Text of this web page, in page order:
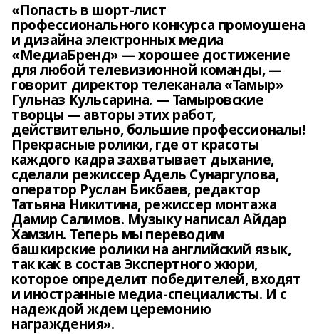
«Попасть в шорт-лист
профессионального конкурса промоушена
и дизайна электронных медиа
«МедиаБренд» — хорошее достижение
для любой телевизионной команды, —
говорит директор телеканала «Тамыр»
Гульназ Кульсарина. — Тамыровские
творцы — авторы этих работ,
действительно, большие профессионалы!
Прекрасные ролики, где от красоты
каждого кадра захватывает дыхание,
сделали режиссер Адель Сунаргулова,
оператор Руслан Бикбаев, редактор
Татьяна Никитина, режиссер монтажа
Дамир Салимов. Музыку написал Айдар
Хамзин. Теперь мы переводим
башкирские ролики на английский язык,
так как в состав Экспертного жюри,
которое определит победителей, входят
и иностранные медиа-специалисты. И с
надеждой ждем церемонию
награждения».